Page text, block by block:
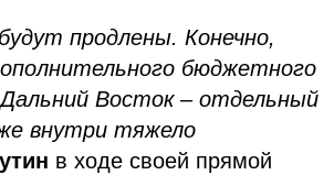
продлены. Конечно,
бюджетного
Восток – отдельный
внутри тяжело
в ходе своей прямой